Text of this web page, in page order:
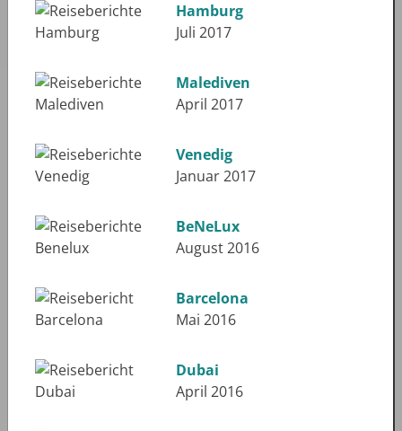
Hamburg
Juli 2017
Malediven
April 2017
Venedig
Januar 2017
BeNeLux
August 2016
Barcelona
Mai 2016
Dubai
April 2016